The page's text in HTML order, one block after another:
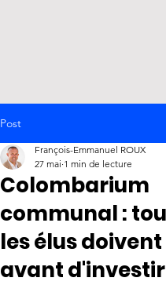
Post
Colombarium
communal :
les élus
avant d'investir
François-Emmanuel ROUX
27 mai 1 min de lecture